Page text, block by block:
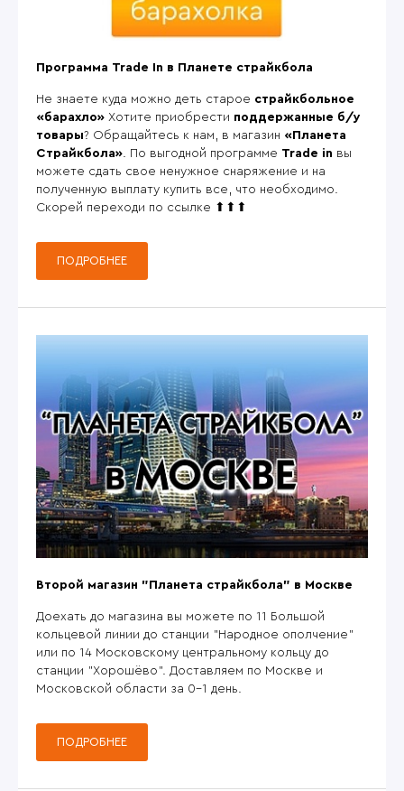
Программа Trade In в Планете страйкбола
Не знаете куда можно деть старое страйкбольное
«барахло» Хотите приобрести поддержанные б/у
товары? Обращайтесь к нам, в магазин «Планета
Страйкбола». По выгодной программе Trade in вы
можете сдать свое ненужное снаряжение и на
полученную выплату купить все, что необходимо.
Скорей переходи по ссылке ⬆⬆⬆
ПОДРОБНЕЕ
Второй магазин "Планета страйкбола" в Москве
Доехать до магазина вы можете по 11 Большой
кольцевой линии до станции "Народное ополчение"
или по 14 Московскому центральному кольцу до
станции "Хорошёво". Доставляем по Москве и
Московской области за 0-1 день.
ПОДРОБНЕЕ